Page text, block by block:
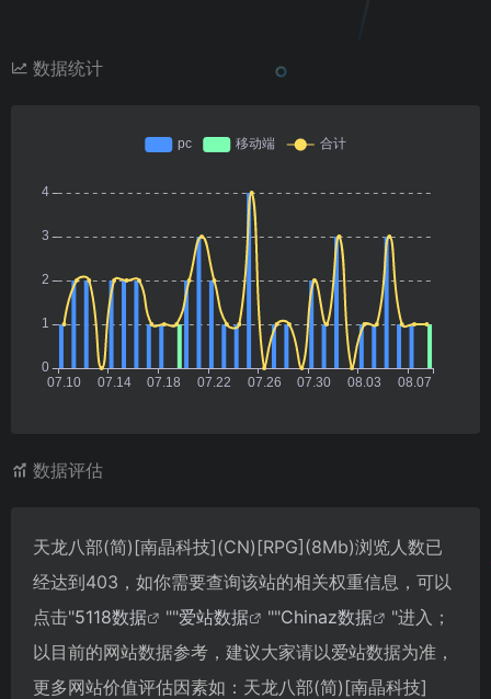
数据统计
数据评估
天龙八部(简)[南晶科技](CN)[RPG](8Mb)浏览人数已
经达到403，如你需要查询该站的相关权重信息，可以
点击"5118数据 ""爱站数据 ""Chinaz数据
"进入；
以目前的网站数据参考，建议大家请以爱站数据为准，
更多网站价值评估因素如：天龙八部(简)[南晶科技]